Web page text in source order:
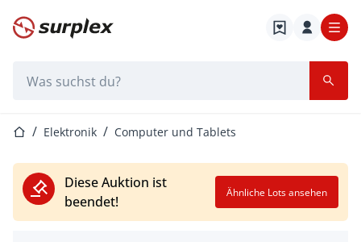
Startseite
StartseiteElektronik Computer und Tablets
Diese Auktion ist
beendet!
Ähnliche Lots ansehen